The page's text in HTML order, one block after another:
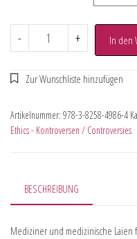
- + In den
Artikelnummer: 978-3-8258-4986-4
Ethics - Kontroversen / Controversies
BESCHREIBUNG
Mediziner und medizinische Laien